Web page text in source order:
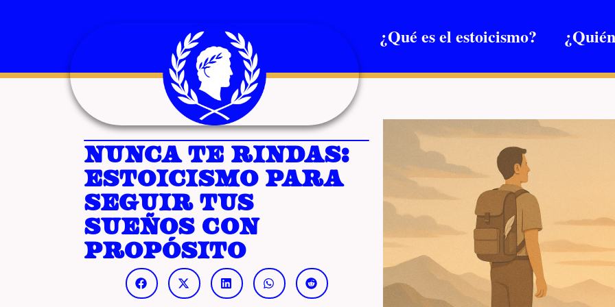
¿Qué es el estoicismo?
Nunca te rindas:
estoicismo para
seguir tus
sueños con
propósito